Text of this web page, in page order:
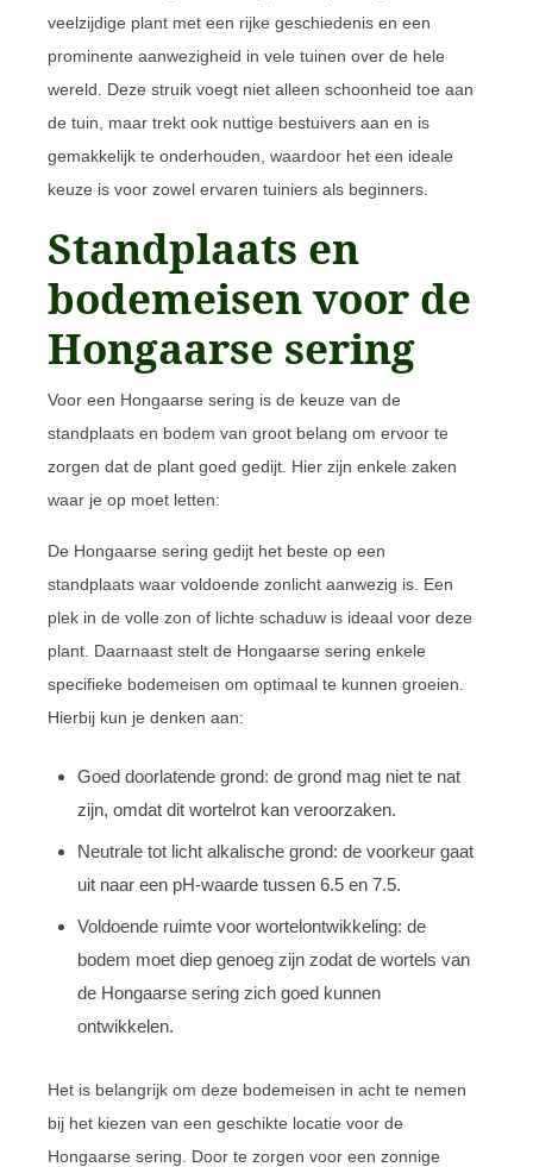
veelzijdige plant met een rijke geschiedenis en een
prominente aanwezigheid in vele tuinen over de hele
wereld. Deze struik voegt niet alleen schoonheid toe aan
de tuin, maar trekt ook nuttige bestuivers aan en is
gemakkelijk te onderhouden, waardoor het een ideale
keuze is voor zowel ervaren tuiniers als beginners.
Standplaats en
bodemeisen voor de
Hongaarse sering
Voor een Hongaarse sering is de keuze van de
standplaats en bodem van groot belang om ervoor te
zorgen dat de plant goed gedijt. Hier zijn enkele zaken
waar je op moet letten:
De Hongaarse sering gedijt het beste op een
standplaats waar voldoende zonlicht aanwezig is. Een
plek in de volle zon of lichte schaduw is ideaal voor deze
plant. Daarnaast stelt de Hongaarse sering enkele
specifieke bodemeisen om optimaal te kunnen groeien.
Hierbij kun je denken aan:
Goed doorlatende grond: de grond mag niet te nat
zijn, omdat dit wortelrot kan veroorzaken.
Neutrale tot licht alkalische grond: de voorkeur gaat
uit naar een pH-waarde tussen 6.5 en 7.5.
Voldoende ruimte voor wortelontwikkeling: de
bodem moet diep genoeg zijn zodat de wortels van
de Hongaarse sering zich goed kunnen
ontwikkelen.
Het is belangrijk om deze bodemeisen in acht te nemen
bij het kiezen van een geschikte locatie voor de
Hongaarse sering. Door te zorgen voor een zonnige